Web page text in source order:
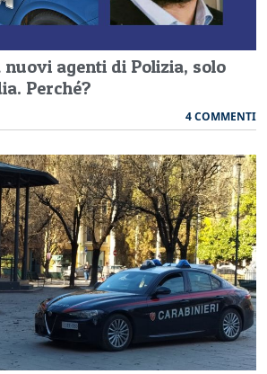
agenti di Polizia, solo
Perché?
4 COMMENTI